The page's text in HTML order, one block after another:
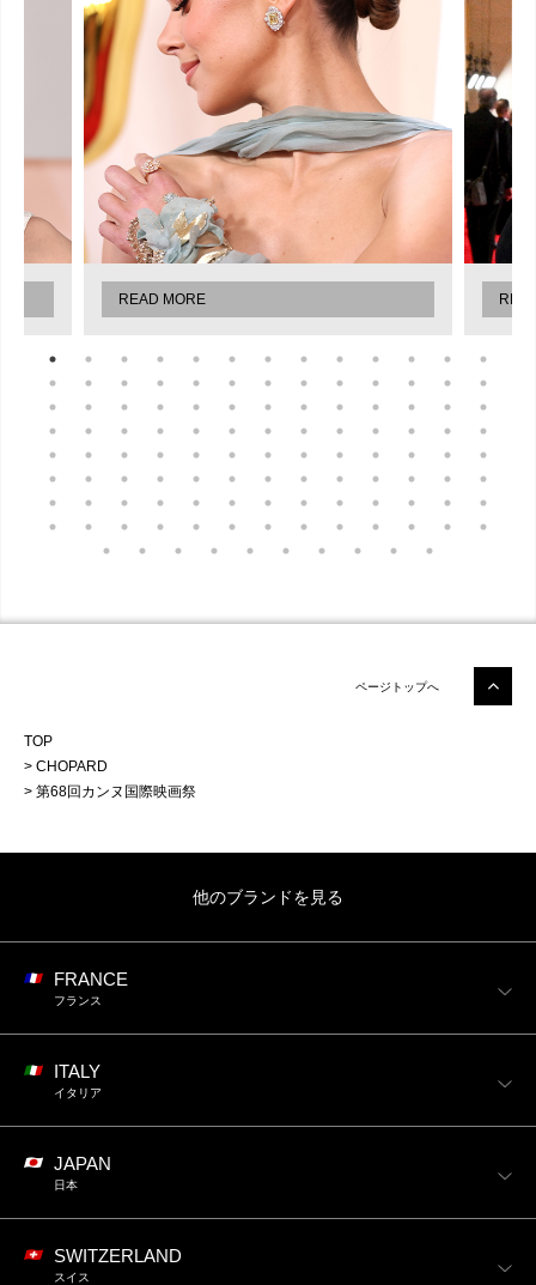
READ MORE
ページトップへ
TOP
CHOPARD
第68回カンヌ国際映画祭
他のブランドを見る
FRANCE
フランス
ITALY
イタリア
JAPAN
日本
SWITZERLAND
スイス